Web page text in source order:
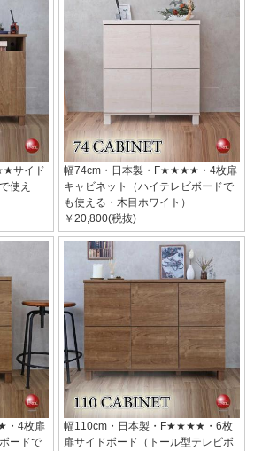
サイド
使え
幅74cm・日本製・F★★★★・4枚扉
キャビネット（ハイテレビボードで
も使える・木目ホワイト）
￥20,800(税抜)
・4枚扉
ードで
幅110cm・日本製・F★★★★・6枚
扉サイドボード（トール型テレビボ